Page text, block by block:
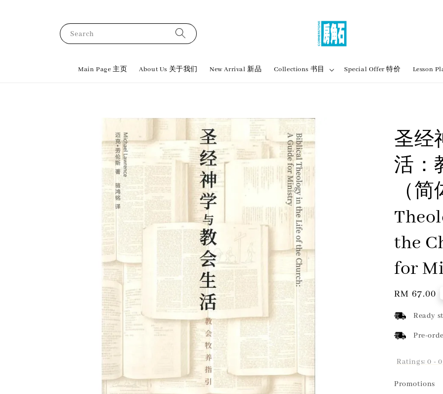
Search
Main Page 主页 About Us 关于我们 New Arrival 新品 Collections 书目 Special Offer 特价 Lesson
圣经
活：
（
the
for
Regular
price
RM 67.00
Ready
Pre-
Ratings:0 - 0
Promotions